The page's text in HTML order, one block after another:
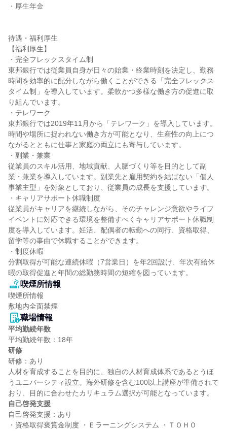
・厚生年金
待遇・福利厚生
【福利厚生】
・完全フレックスタイム制
東邦銀行では従業員自身が日々の始業・終業時刻を決定し、勤務
時間を効率的に配分しながら働くことができる「完全フレックス
タイム制」を導入しています。柔軟かつ多様な働き方の促進に取
り組んでいます。
・テレワーク
東邦銀行では2019年11月から「テレワーク」を導入しています。
時間や場所に捉われない働き方が可能となり、生産性の向上につ
ながるとともに仕事と家庭の両立にも寄与しています。
・副業・兼業
従業員のスキル活用、地域貢献、人脈づくり等を目的として副
業・兼業を導入しています。副業先と雇用契約を結ばない「個人
事業主型」を対象としており、従業員の成長を支援しています。
・キャリアサポート休職制度
従業員がキャリアを継続しながら、そのチャレンジ意欲やライフ
イベントに対応できる環境を整備すべくキャリアサポート休職制
度を導入しています。妊活、配偶者の転勤への同行、資格取得、
留学等の事由で休職することができます。
・制度休暇
分割取得が可能な連続休暇（7営業日）を年2回設け、年次有給休
暇の取得促進と年間の総勤務時間の短縮を図っています。
喫煙所情報
喫煙所情報
敷地内全面禁煙
職場情報
平均勤続年数
研修
研修：あり
人材を育成することを目的に、独自の人材育成体系であるとうほ
うユニバーシティ設立。海外研修を含む100以上講座が準備されて
自己啓発支援
自己啓発支援：あり
・資格取得褒賞金制度 ・Ｅラーニングシステム ・ＴＯＨＯ